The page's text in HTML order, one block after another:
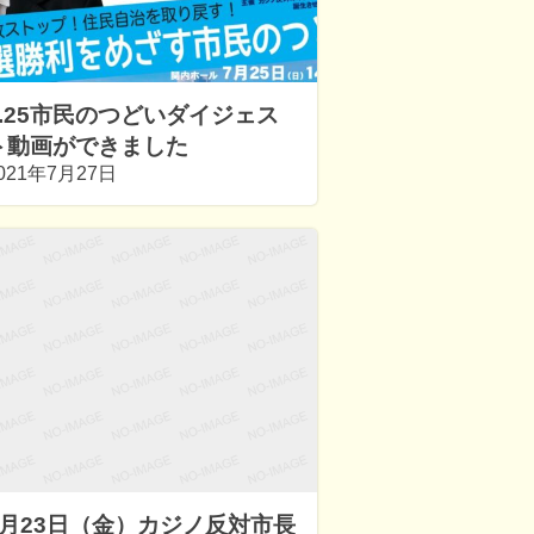
市民のつどいダイジェス
動画ができました
年7月27日
23日（金）カジノ反対市長